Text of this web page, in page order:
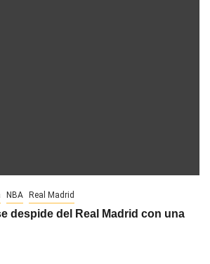
NBA Real Madrid
despide del Real Madrid con una